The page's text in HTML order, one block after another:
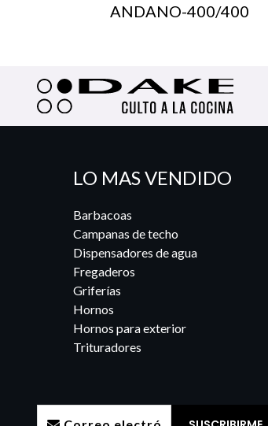
ANDANO-400/400
LO MAS VENDIDO
Barbacoas
Campanas de techo
Dispensadores de agua
Fregaderos
Griferías
Hornos
Hornos para exterior
Trituradores